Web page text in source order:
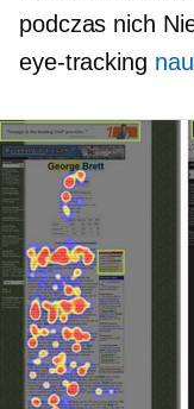
podczas nich
eye-tracking